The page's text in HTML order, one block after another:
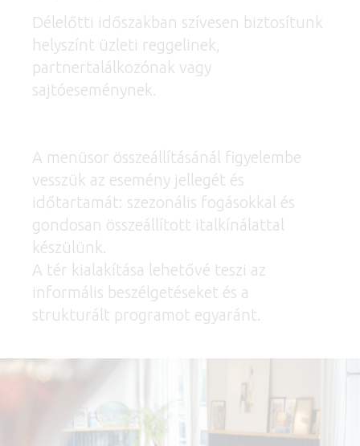
Délelőtti időszakban szívesen biztosítunk
helyszínt üzleti reggelinek,
partnertalálkozónak vagy
sajtóeseménynek.
A menüsor összeállításánál figyelembe
vesszük az esemény jellegét és
időtartamát: szezonális fogásokkal és
gondosan összeállított italkínálattal
készülünk.
A tér kialakítása lehetővé teszi az
informális beszélgetéseket és a
strukturált programot egyaránt.